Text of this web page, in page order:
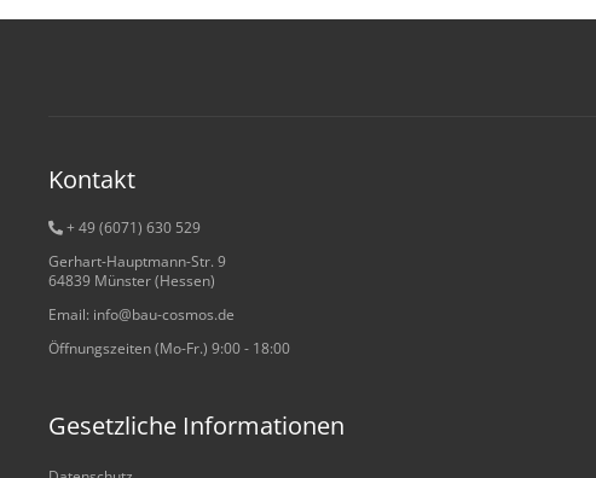
Kontakt
+ 49 (6071) 630 529
Gerhart-Hauptmann-Str. 9
64839 Münster (Hessen)
Email: info@bau-cosmos.de
Öffnungszeiten (Mo-Fr.) 9:00 - 18:00
Gesetzliche Informationen